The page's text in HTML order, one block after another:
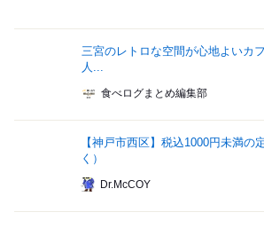
三宮のレトロな空間が心地よいカ
人...
食べログまとめ編集部
【神戸市西区】税込1000円未満の
く）
Dr.McCOY